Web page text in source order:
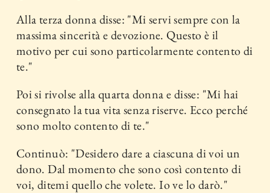
Alla terza donna disse: "Mi servi sempre con la
massima sincerità e devozione. Questo è il
motivo per cui sono particolarmente contento di
te."
Poi si rivolse alla quarta donna e disse: "Mi hai
consegnato la tua vita senza riserve. Ecco perché
sono molto contento di te."
Continuò: "Desidero dare a ciascuna di voi un
dono. Dal momento che sono così contento di
voi, ditemi quello che volete. Io ve lo darò."